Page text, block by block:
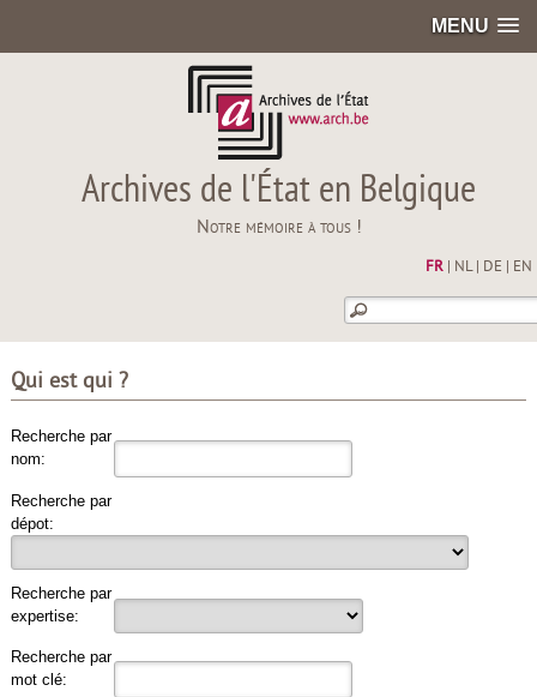
MENU
Archives de l'État en Belgique
Notre mémoire à tous !
FR| NL| DE EN
Qui est qui ?
Recherche par
nom:
Recherche par
dépot:
Recherche par
expertise:
Recherche par
mot clé: